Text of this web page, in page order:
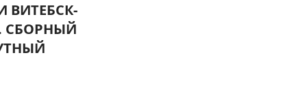
ВИТЕБСК-
СБОРНЫЙ